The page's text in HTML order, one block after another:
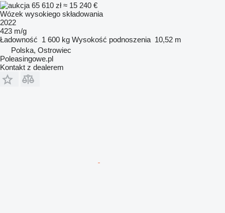
65 610 zł≈ 15 240 €
Wózek wysokiego składowania
2022
423 m/g
Ładowność 1 600 kg Wysokość podnoszenia 10,52 m
Polska, Ostrowiec
Poleasingowe.pl
Kontakt z dealerem